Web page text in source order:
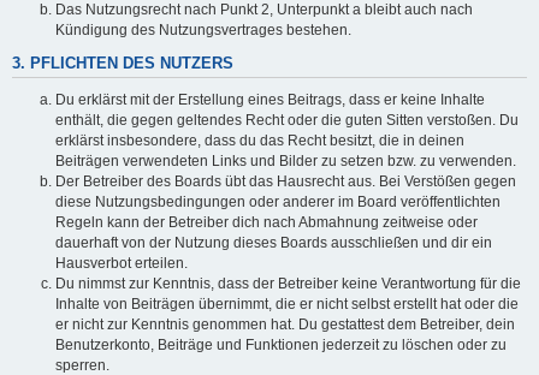
Das Nutzungsrecht nach Punkt 2, Unterpunkt a bleibt auch nach
Kündigung des Nutzungsvertrages bestehen.
3. PFLICHTEN DES NUTZERS
Du erklärst mit der Erstellung eines Beitrags, dass er keine Inhalte
enthält, die gegen geltendes Recht oder die guten Sitten verstoßen. Du
erklärst insbesondere, dass du das Recht besitzt, die in deinen
Beiträgen verwendeten Links und Bilder zu setzen bzw. zu verwenden.
Der Betreiber des Boards übt das Hausrecht aus. Bei Verstößen gegen
diese Nutzungsbedingungen oder anderer im Board veröffentlichten
Regeln kann der Betreiber dich nach Abmahnung zeitweise oder
dauerhaft von der Nutzung dieses Boards ausschließen und dir ein
Hausverbot erteilen.
Du nimmst zur Kenntnis, dass der Betreiber keine Verantwortung für die
Inhalte von Beiträgen übernimmt, die er nicht selbst erstellt hat oder die
er nicht zur Kenntnis genommen hat. Du gestattest dem Betreiber, dein
Benutzerkonto, Beiträge und Funktionen jederzeit zu löschen oder zu
sperren.